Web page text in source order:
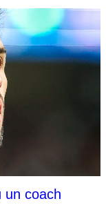
un coach